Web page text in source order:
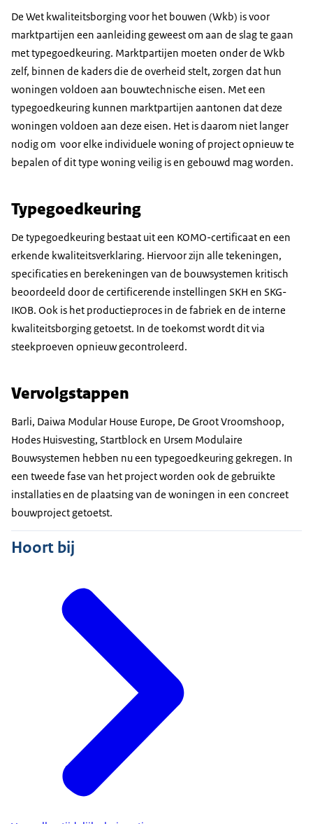
De Wet kwaliteitsborging voor het bouwen (Wkb) is voor
marktpartijen een aanleiding geweest om aan de slag te gaan
met typegoedkeuring. Marktpartijen moeten onder de Wkb
zelf, binnen de kaders die de overheid stelt, zorgen dat hun
woningen voldoen aan bouwtechnische eisen. Met een
typegoedkeuring kunnen marktpartijen aantonen dat deze
woningen voldoen aan deze eisen. Het is daarom niet langer
nodig om voor elke individuele woning of project opnieuw te
bepalen of dit type woning veilig is en gebouwd mag worden.
Typegoedkeuring
De typegoedkeuring bestaat uit een KOMO-certificaat en een
erkende kwaliteitsverklaring. Hiervoor zijn alle tekeningen,
specificaties en berekeningen van de bouwsystemen kritisch
beoordeeld door de certificerende instellingen SKH en SKG-
IKOB. Ook is het productieproces in de fabriek en de interne
kwaliteitsborging getoetst. In de toekomst wordt dit via
steekproeven opnieuw gecontroleerd.
Vervolgstappen
Barli, Daiwa Modular House Europe, De Groot Vroomshoop,
Hodes Huisvesting, Startblock en Ursem Modulaire
Bouwsystemen hebben nu een typegoedkeuring gekregen. In
een tweede fase van het project worden ook de gebruikte
installaties en de plaatsing van de woningen in een concreet
bouwproject getoetst.
Hoort bij